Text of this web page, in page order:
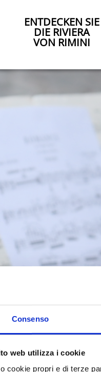
Consenso
web utilizza i cookie
cookie propri e di terze
ENTDECKEN SIE
DIE RIVIERA
VON RIMINI